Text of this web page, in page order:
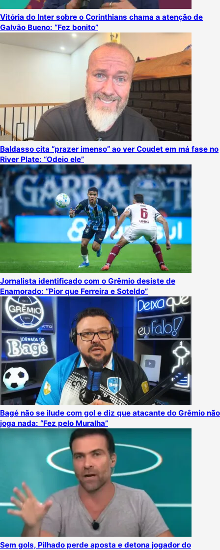
Vitória do Inter sobre o Corinthians chama a atenção de
Galvão Bueno: “Fez bonito”
Baldasso cita “prazer imenso” ao ver Coudet em má fase no
River Plate: “Odeio ele”
Jornalista identificado com o Grêmio desiste de
Enamorado: “Pior que Ferreira e Soteldo”
Bagé não se ilude com gol e diz que atacante do Grêmio não
joga nada: “Fez pelo Muralha”
Sem gols, Pilhado perde aposta e detona jogador do